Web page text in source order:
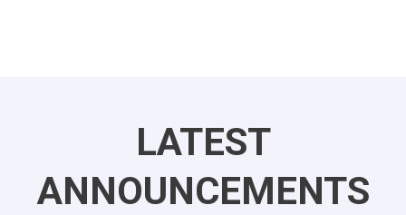
LATEST
ANNOUNCEMENTS